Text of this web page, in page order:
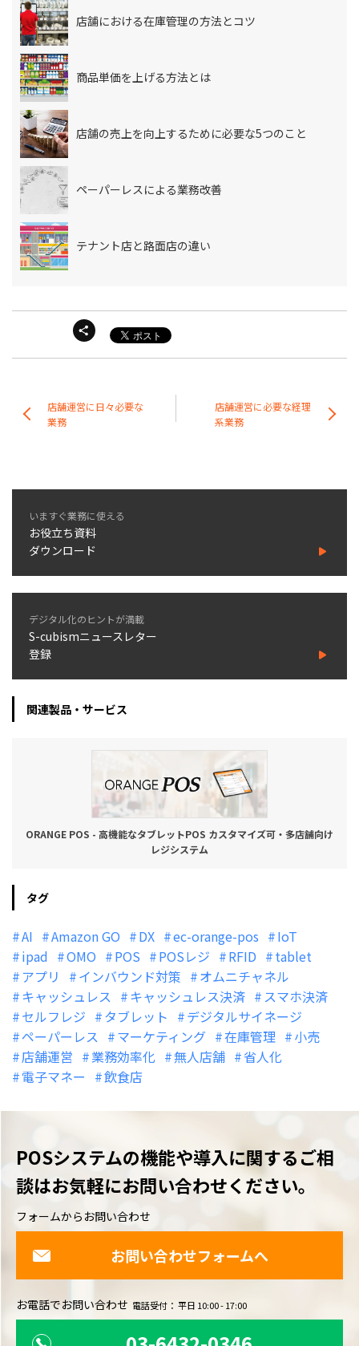
店舗における在庫管理の方法とコツ
商品単価を上げる方法とは
店舗の売上を向上するために必要な5つのこと
ペーパーレスによる業務改善
テナント店と路面店の違い
店舗運営に日々必要な
業務
店舗運営に必要な経理
系業務
いますぐ業務に使える
お役立ち資料
ダウンロード
デジタル化のヒントが満載
S-cubismニュースレター
登録
関連製品・サービス
ORANGE POS - 高機能なタブレットPOS カスタマイズ可・多店舗向け
レジシステム
タグ
AI Amazon GO DX ec-orange-pos
IoT
ipad
OMO POS POSレジ RFID
tablet
アプリ
インバウンド対策
オムニチャネル
キャッシュレス
キャッシュレス決済
スマホ決済
セルフレジ
タブレット
デジタルサイネージ
ペーパーレス
マーケティング 在庫管理
小売
店舗運営
業務効率化 無人店舗
省人化
電子マネー
飲食店
POSシステムの機能や導入に関するご相
談はお気軽にお問い合わせください。
フォームからお問い合わせ
お問い合わせフォームへ
お電話でお問い合わせ 電話受付： 平日 10:00 - 17:00